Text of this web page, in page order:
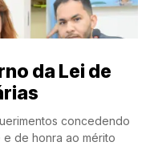
da Lei de
concedendo
de honra ao mérito